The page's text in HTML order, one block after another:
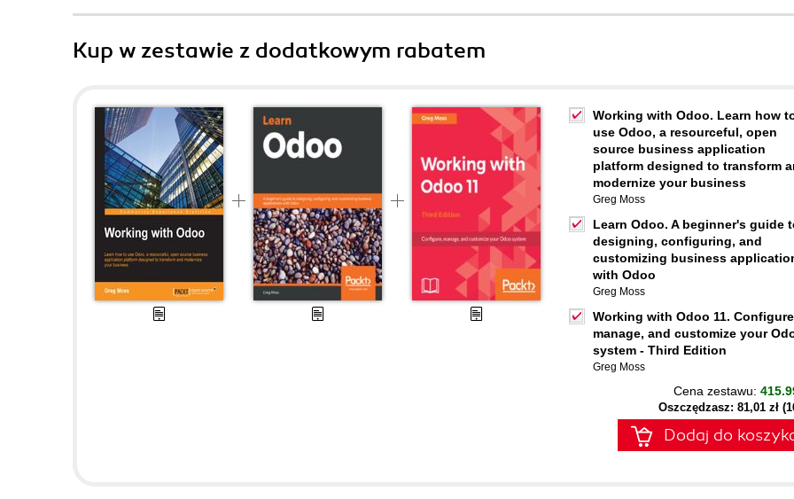
Kup w zestawie z dodatkowym rabatem
Working with Odoo. Learn how
use Odoo, a resourceful, open
source business application
platform designed to transform
modernize your business
Greg Moss
Learn Odoo. A beginner's guide
designing, configuring, and
customizing business
with Odoo
Greg Moss
Working with Odoo 11.
manage, and customize your
system - Third Edition
Greg Moss
Cena zestawu:
Oszczędzasz: 81,01 zł
Dodaj do